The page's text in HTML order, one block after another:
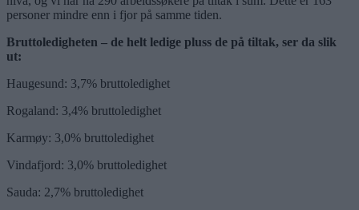
personer mindre enn i fjor på samme tiden.
Bruttoledigheten – de helt ledige pluss de på tiltak, ser da slik
ut:
Haugesund: 3,7% bruttoledighet
Rogaland: 3,4% bruttoledighet
Karmøy: 3,0% bruttoledighet
Vindafjord: 3,0% bruttoledighet
Sauda: 2,7% bruttoledighet